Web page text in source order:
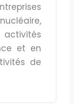
et en
de